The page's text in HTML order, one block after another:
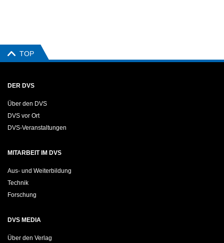
TOP
DER DVS
Über den DVS
DVS vor Ort
DVS-Veranstaltungen
MITARBEIT IM DVS
Aus- und Weiterbildung
Technik
Forschung
DVS MEDIA
Über den Verlag